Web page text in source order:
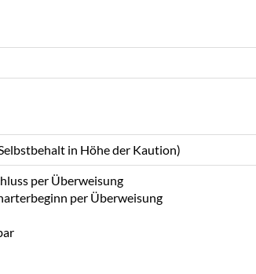
in Höhe der Kaution)
per Überweisung
per Überweisung